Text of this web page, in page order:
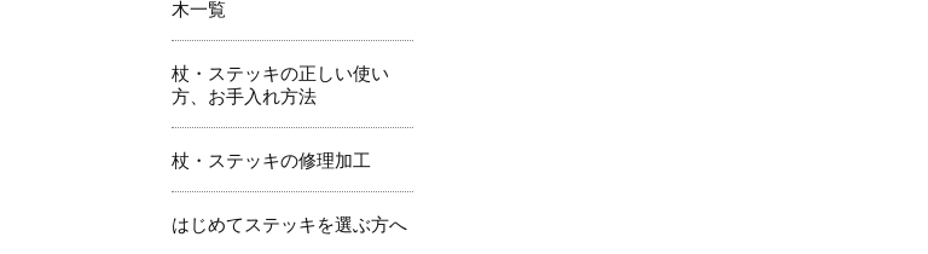
木一覧
杖・ステッキの正しい使い
方、お手入れ方法
杖・ステッキの修理加工
はじめてステッキを選ぶ方へ